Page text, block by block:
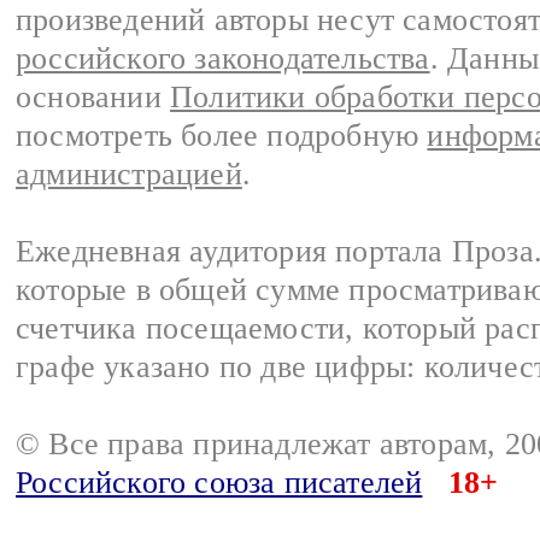
произведений авторы несут
российского законодательства.
основании Политики обработки
посмотреть более подробную
администрацией.
Ежедневная аудитория портала
которые в общей сумме
счетчика посещаемости, который
графе указано по две цифры:
© Все права принадлежат авторам,
Российского союза писателей
18+